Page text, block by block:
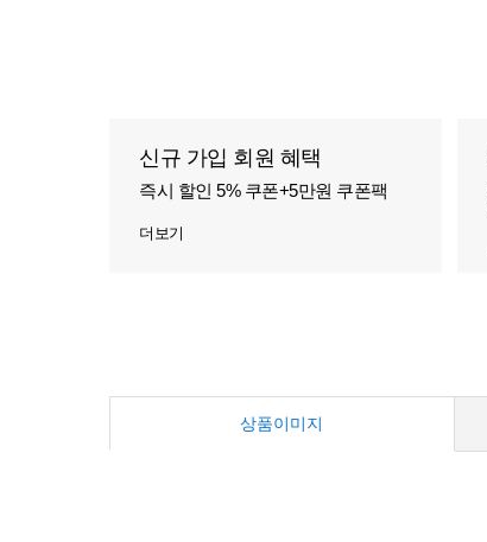
신규 가입 회원 혜택
즉시 할인 5% 쿠폰+5만원 쿠폰팩
더보기
상품이미지